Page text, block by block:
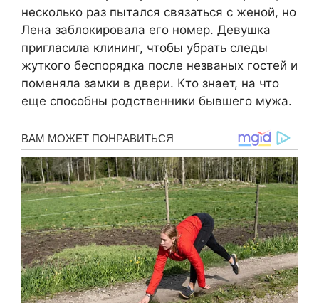
несколько раз пытался связаться с женой, но
Лена заблокировала его номер. Девушка
пригласила клининг, чтобы убрать следы
жуткого беспорядка после незваных гостей и
поменяла замки в двери. Кто знает, на что
еще способны родственники бывшего мужа.